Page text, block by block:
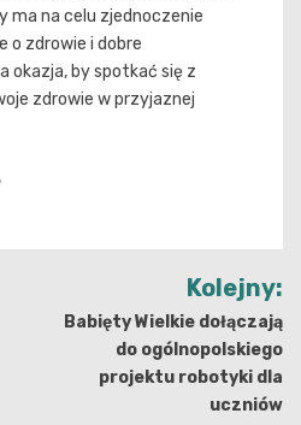
ma na celu zjednoczenie
o zdrowie i dobre
okazja, by spotkać się z
zdrowie w przyjaznej
Kolejny:
Babięty Wielkie dołączają
do ogólnopolskiego
projektu robotyki dla
uczniów